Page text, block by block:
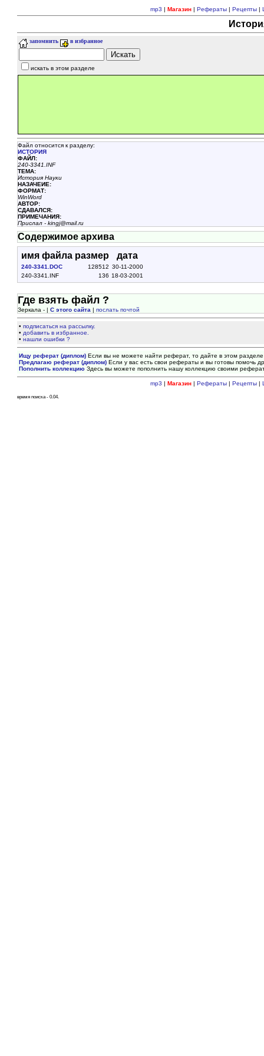
mp3 | Магазин| Рефераты| Рецепты|
запомнить в избранное
искать в этом разделе
Файл относится к разделу:
ИСТОРИЯ
ФАЙЛ:
240-3341.INF
ТЕМА:
История Науки
НАЗАЧЕИЕ:
ФОРМАТ:
WinWord
АВТОР:
СДАВАЛСЯ:
ПРИМЕЧАНИЯ:
Прислал - kingj@mail.ru
Содержимое архива
имя файла размер дата
240-3341.DOC 128512 30-11-2000
240-3341.INF
136 18-03-2001
Где взять файл ?
Зеркала - |С этого сайта |послать почтой
•подписаться на рассылку.
• добавить в избранное.
•нашли ошибки ?
Ищу реферат (диплом) Если вы не можете найти реферат, то дайте в этом
Предлагаю реферат (диплом) Если у вас есть свои рефераты и вы готовы помочь
Пополнить коллекцию Здесь вы можете пополнить нашу коллекцию своими
mp3 | Магазин| Рефераты| Рецепты|
время поиска - 0.04.